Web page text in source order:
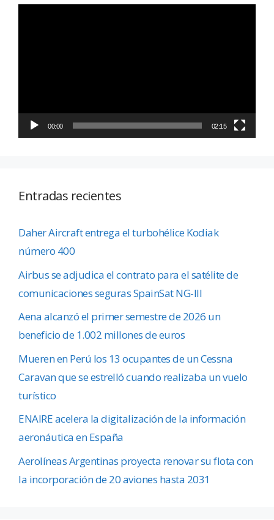
00:00 02:15
Entradas recientes
Daher Aircraft entrega el turbohélice Kodiak
número 400
Airbus se adjudica el contrato para el satélite de
comunicaciones seguras SpainSat NG-III
Aena alcanzó el primer semestre de 2026 un
beneficio de 1.002 millones de euros
Mueren en Perú los 13 ocupantes de un Cessna
Caravan que se estrelló cuando realizaba un vuelo
turístico
ENAIRE acelera la digitalización de la información
aeronáutica en España
Aerolíneas Argentinas proyecta renovar su flota con
la incorporación de 20 aviones hasta 2031